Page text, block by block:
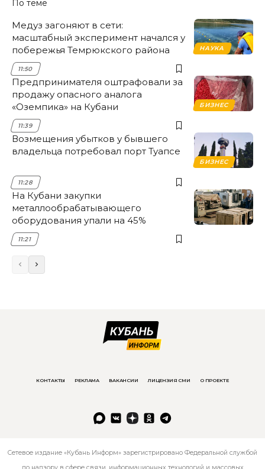
По теме
НАУКА
Медуз загоняют в сети:
масштабный эксперимент начался у
побережья Темрюкского района
11:50
БИЗНЕС
Предпринимателя оштрафовали за
продажу опасного аналога
«Оземпика» на Кубани
11:39
БИЗНЕС
Возмещения убытков у бывшего
владельца потребовал порт Туапсе
11:28
На Кубани закупки
металлообрабатывающего
оборудования упали на 45%
11:21
КОНТАКТЫ РЕКЛАМА ВАКАНСИИ ЛИЦЕНЗИЯ СМИ О ПРОЕКТЕ
Сетевое издание «Кубань Информ» зарегистрировано Федеральной службой